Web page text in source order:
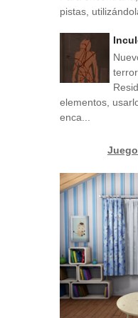
pistas,
elementos,
enca...